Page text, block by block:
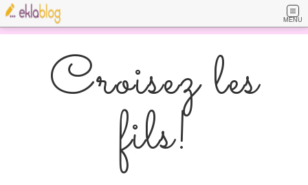
MENU
Croisez les
fils!